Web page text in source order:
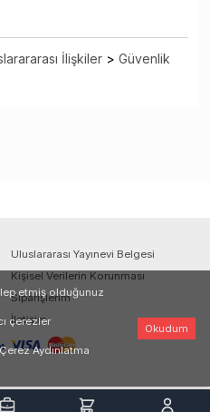
İlişkiler > Güvenlik
Uluslararası Yayınevi Belgesi
Kişisel Verilerin Korunması
Siparişlerim
İletişim
etmiş olduğunuz
çerezler
Aydınlatma
Okudum